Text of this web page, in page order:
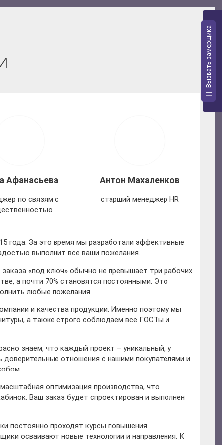
Вызвать замерщика
Афанасьева
по связям с
Антон Махаленков
старший менеджер HR
года. За это время мы разработали эффективные
выполнит все ваши пожелания.
«под ключ» обычно не превышает три рабочих
а почти 70% становятся постоянными. Это
любые пожелания.
и качества продукции. Именно поэтому мы
а также строго соблюдаем все ГОСТы и
знаем, что каждый проект – уникальный, у
отношения с нашими покупателями и
оптимизация производства, что
Ваш заказ будет спроектирован и выполнен
постоянно проходят курсы повышения
осваивают новые технологии и направления. К